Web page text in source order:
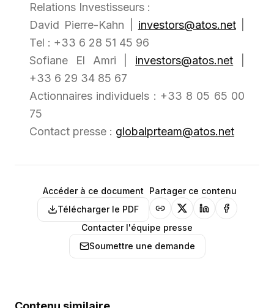
Relations Investisseurs :
David Pierre-Kahn | investors@atos.net|
Tel : +33 6 28 51 45 96
Sofiane El Amri | investors@atos.net
+33 6 29 34 85 67
Actionnaires individuels : +33 8 05 65 00
75
Contact presse : globalprteam@atos.net
Accéder à ce document
Télécharger le PDF
Partager ce contenu
Contacter l'équipe presse
Soumettre une demande